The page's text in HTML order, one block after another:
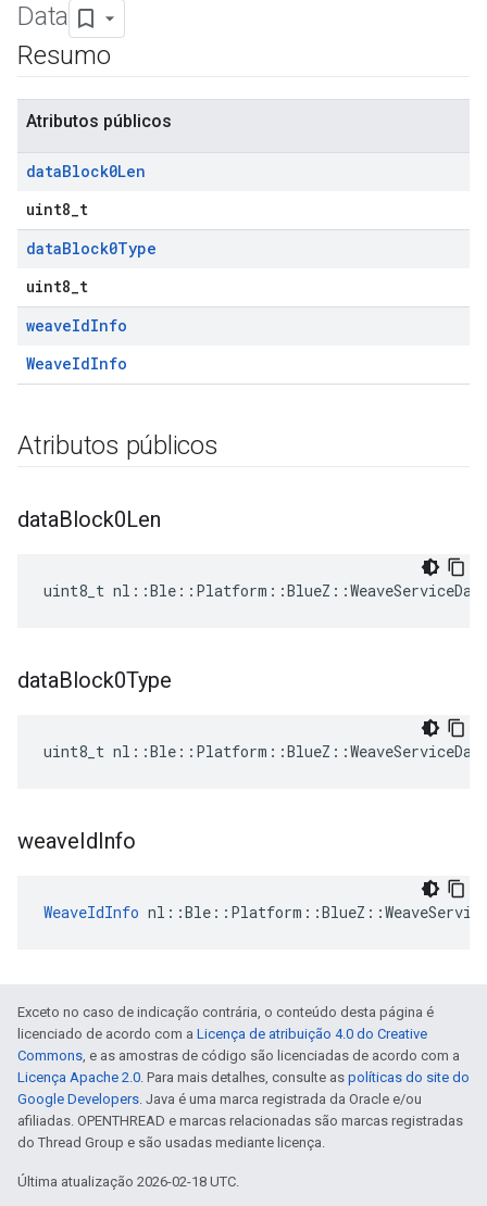
Data
Resumo
Atributos públicos
dataBlock0Len
uint8_t
dataBlock0Type
uint8_t
weaveIdInfo
WeaveIdInfo
Atributos públicos
dataBlock0Len
uint8_t
dataBlock0Type
uint8_t
weaveIdInfo
WeaveIdInfo
Exceto no caso de indicação contrária, o conteúdo desta página é
licenciado de acordo com a Licença de atribuição 4.0 do Creative
Commons, e as amostras de código são licenciadas de acordo com a
Licença Apache 2.0. Para mais detalhes, consulte as políticas do site do
Google Developers. Java é uma marca registrada da Oracle e/ou
afiliadas. OPENTHREAD e marcas relacionadas são marcas registradas
do Thread Group e são usadas mediante licença.
Última atualização 2026-02-18 UTC.